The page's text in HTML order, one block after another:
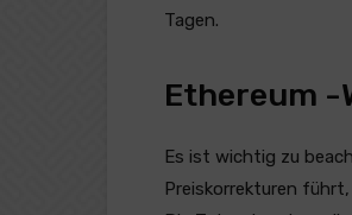
Tagen.
Ethereum -
Es ist wichtig zu
Preiskorrekturen